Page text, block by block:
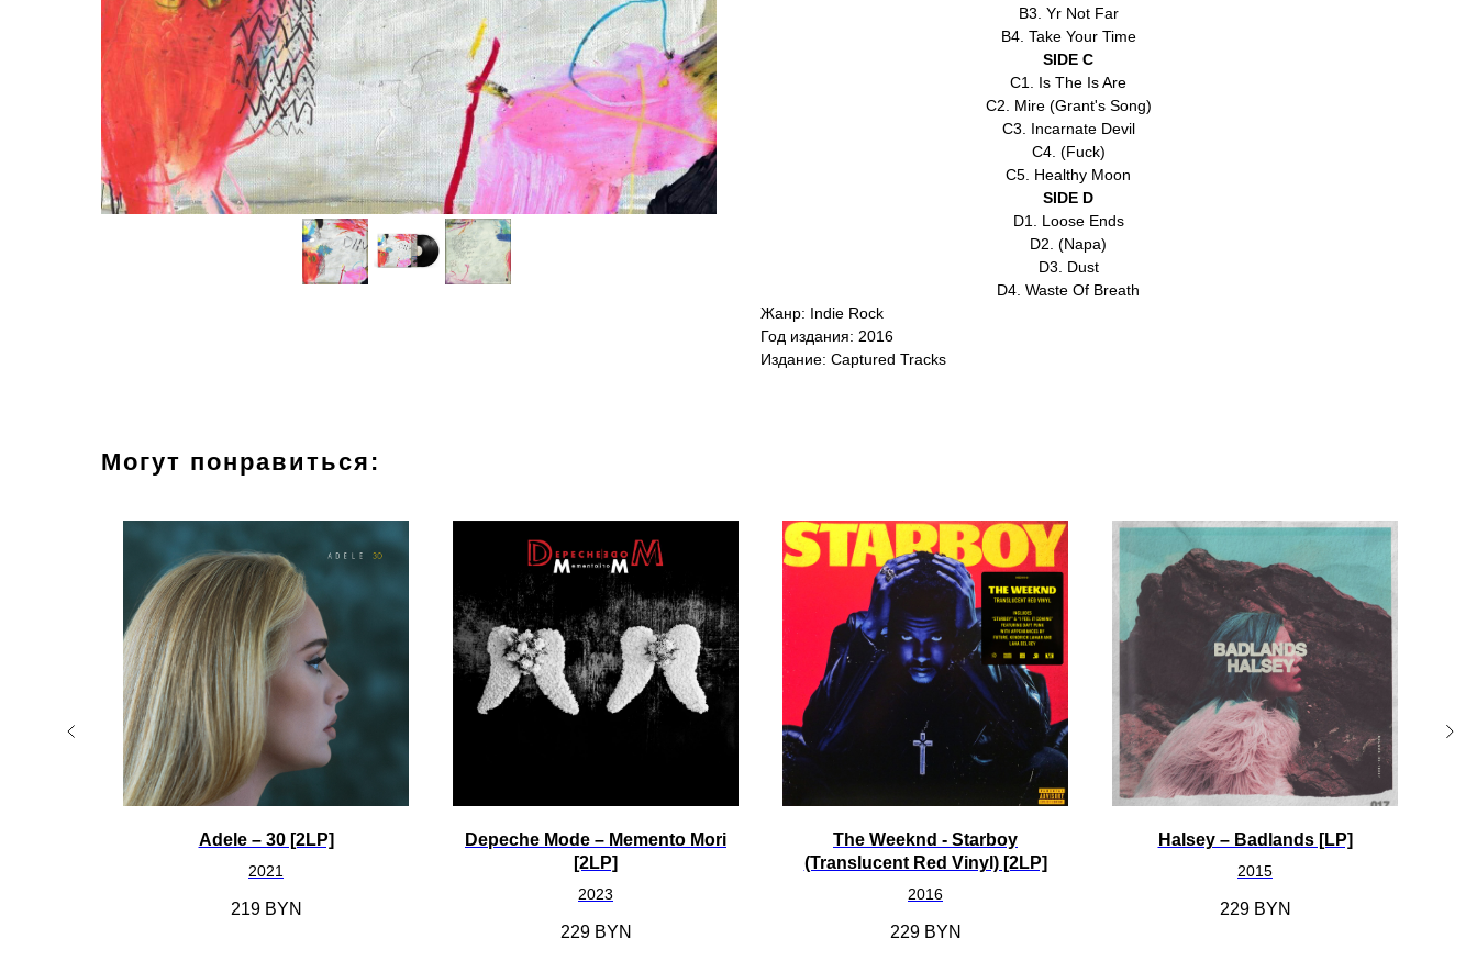
B3. Yr Not Far
B4. Take Your Time
SIDE C
C1. Is The Is Are
C2. Mire (Grant's Song)
C3. Incarnate Devil
C4. (Fuck)
C5. Healthy Moon
SIDE D
D1. Loose Ends
D2. (Napa)
D3. Dust
D4. Waste Of Breath
Жанр: Indie Rock
Год издания: 2016
Издание: Captured Tracks
Могут понравиться:
Adele – 30 [2LP]
2021
219 BYN
Depeche Mode – Memento Mori
[2LP]
2023
229 BYN
The Weeknd - Starboy
(Translucent Red Vinyl) [2LP]
2016
229 BYN
Halsey ‎– Badlands [LP]
2015
229 BYN